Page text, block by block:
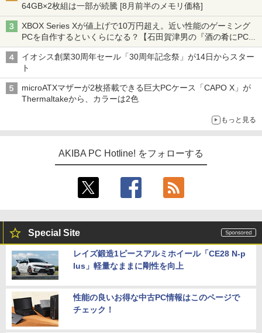
64GB×2枚組は一部が続騰 [8月前半のメモリ価格]
XBOX Series Xが値上げで10万円超え。近い性能のゲーミング
PCを自作するといくらになる？【石田賀津男の『酒の肴にPCゲ
ーム』】
イオシス創業30周年セール「30周年記念祭」が14日からスター
ト
microATXマザーが2枚搭載できる巨大PCケース「CAPO X」が
Thermaltakeから、カラーは2色
もっと見る
AKIBA PC Hotline! をフォローする
Special Site
レイズ鍛造1ピースアルミホイール「CE28 N-p
lus」軽量なままに剛性を向上
性能の良いお得な中古PC情報はこのページで
チェック！